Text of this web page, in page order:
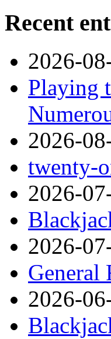
Recent
2026-
Playing
2026-
twenty-
2026-
2026-
General
2026-